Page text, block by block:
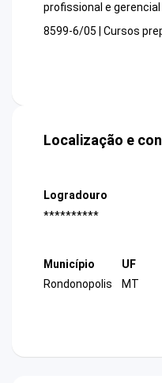
profissional e gerencial
8599-6/05 | Cursos
Localização e
Logradouro
**********
Município
Rondonopolis
UF
MT